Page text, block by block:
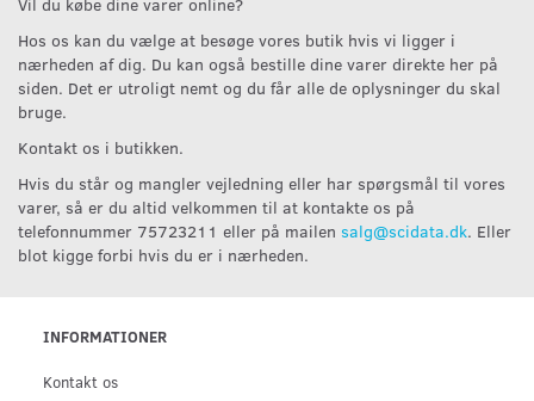
Hos os kan du vælge at besøge vores butik hvis vi ligger i
nærheden af dig. Du kan også bestille dine varer direkte her på
siden. Det er utroligt nemt og du får alle de oplysninger du skal
bruge.
Kontakt os i butikken.
Hvis du står og mangler vejledning eller har spørgsmål til vores
varer, så er du altid velkommen til at kontakte os på
telefonnummer 75723211 eller på mailen salg@scidata.dk. Eller
blot kigge forbi hvis du er i nærheden.
INFORMATIONER
Kontakt os